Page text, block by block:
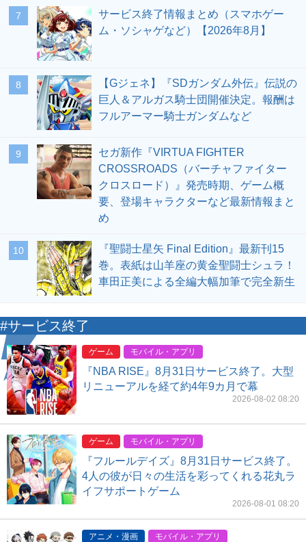
7
サービス終了情報まとめ（スマホゲー
ム・ソシャゲなど）【2026年8月】
8
【Gジェネ】『SDガンダム外伝』伝説の
巨人＆アルガス騎士団開催決定。報酬は
フルアーマー騎士ガンダムなど
9
セガ新作『VIRTUA FIGHTER
CROSSROADS（バーチャファイター
クロスロード）』発売時期、ゲーム概
要、登場キャラクターなど最新情報まと
め
10
『聖闘士星矢 Final Edition』最新刊15
巻。表紙は山羊座の黄金聖闘士シュラ！
車田正美による全編大幅加筆で完全新生
#サービス終了
ゲーム モバイル・アプリ
『NBA RISE』8月31日サービス終了。大型
リニューアルを経て約4年9カ月で幕
2026-08-02 08:20
ゲーム モバイル・アプリ
『フルールデイズ』8月31日サービス終了。
4人の彼が日々の生活を彩ってくれる花丸ラ
イフサポートゲーム
2026-08-01 08:20
アニメ・漫画 モバイル・アプリ